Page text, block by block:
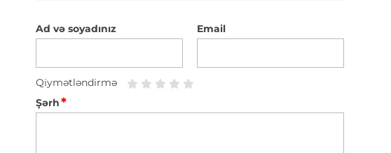
Ad və soyadınız Email
Qiymətləndirmə
Şərh*